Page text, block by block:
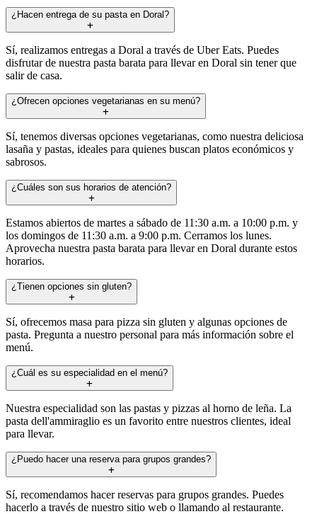
¿Hacen entrega de su pasta en Doral?
Sí, realizamos entregas a Doral a través de Uber Eats. Puedes
disfrutar de nuestra pasta barata para llevar en Doral sin tener que
salir de casa.
¿Ofrecen opciones vegetarianas en su menú?
Sí, tenemos diversas opciones vegetarianas, como nuestra deliciosa
lasaña y pastas, ideales para quienes buscan platos económicos y
sabrosos.
¿Cuáles son sus horarios de atención?
Estamos abiertos de martes a sábado de 11:30 a.m. a 10:00 p.m. y
los domingos de 11:30 a.m. a 9:00 p.m. Cerramos los lunes.
Aprovecha nuestra pasta barata para llevar en Doral durante estos
horarios.
¿Tienen opciones sin gluten?
Sí, ofrecemos masa para pizza sin gluten y algunas opciones de
pasta. Pregunta a nuestro personal para más información sobre el
menú.
¿Cuál es su especialidad en el menú?
Nuestra especialidad son las pastas y pizzas al horno de leña. La
pasta dell'ammiraglio es un favorito entre nuestros clientes, ideal
para llevar.
¿Puedo hacer una reserva para grupos grandes?
Sí, recomendamos hacer reservas para grupos grandes. Puedes
hacerlo a través de nuestro sitio web o llamando al restaurante.